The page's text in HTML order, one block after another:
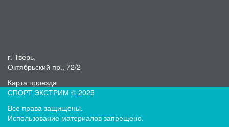
г. Тверь,
Октябрьский пр., 72/2
Карта проезда
СПОРТ ЭКСТРИМ © 2025
Все права защищены.
Использование материалов запрещено.